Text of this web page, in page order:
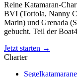
Reine Katamaran-
BVI (Tortola, Nanny
Marin) und Grenada
gebucht. Teil der
Jetzt starten →
Charter
Segelkatamarane